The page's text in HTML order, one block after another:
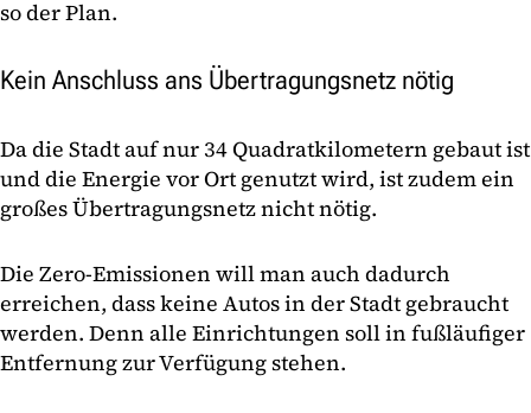
so der Plan.
Kein Anschluss ans Übertragungsnetz nötig
Da die Stadt auf nur 34 Quadratkilometern gebaut ist
und die Energie vor Ort genutzt wird, ist zudem ein
großes Übertragungsnetz nicht nötig.
Die Zero-Emissionen will man auch dadurch
erreichen, dass keine Autos in der Stadt gebraucht
werden. Denn alle Einrichtungen soll in fußläufiger
Entfernung zur Verfügung stehen.